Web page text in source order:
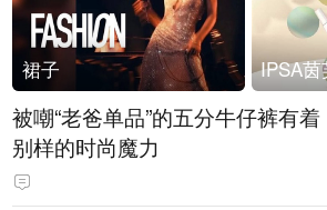
裙子
被嘲“老爸单品”的五分牛仔裤有着
别样的时尚魔力